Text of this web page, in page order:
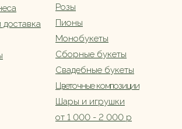
доставка
Сборные букеты
Свадебные букеты
Монобукеты
Цветочные композиции
Шары и игрушки
от 1 000 - 2 000 р
Розы
Пионы